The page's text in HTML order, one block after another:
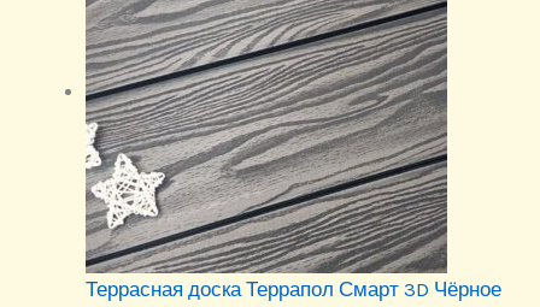
Террасная доска Террапол Смарт 3D Чёрное